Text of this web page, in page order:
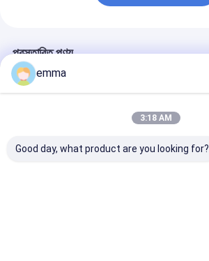
প্রস্তাবিত পণ্য
emma
3:18 AM
Good day, what product are you looking for?